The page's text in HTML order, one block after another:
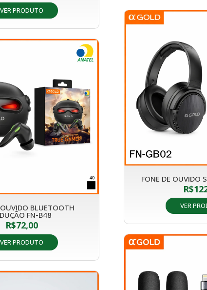
VER PRODUTO
BLUETOOTH
FN-B48
R$72,00
VER PRODUTO
FONE DE OUVIDO
R$
VER